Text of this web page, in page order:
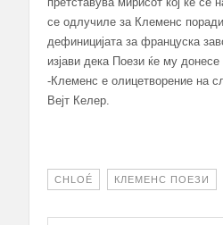
се одлучиле за Клеменс
дефиницијата за француска
изјави дека Поези ќе му
-Клеменс е олицетворение на
Вејт Келер.
CHLOÉ КЛЕМЕНС ПОЕЗИ